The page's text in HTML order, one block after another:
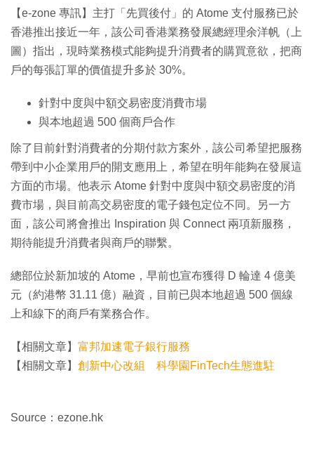
【e-zone 專訊】主打「先買後付」的 Atome 支付服務已於
香港推出接近一年，該公司香港業務發展總經理余洋帆（上
圖）指出，現時業務模式能夠提升消費者的購買意欲，把商
戶的每張訂單的價值提升多於 30%。
針對中度與中額交易密度消費市場
與本地超過 500 個商戶合作
除了目前針對消費者的分期付款方案外，該公司希望把服務
帶到中小企業用戶的開支應用上，希望在明年能夠在發展這
方面的市場。他表示 Atome 針對中度與中額交易密度的消
費市場，與目前高交易密度的電子錢包定位不同。另一方
面，該公司將會推出 Inspiration 與 Connect 兩項新服務，
期待能提升消費者與商戶的聯繫。
總部位於新加坡的 Atome，早前也宣布獲得 D 輪達 4 億美
元（約港幣 31.11 億）融資，目前已與本地超過 500 個線
上和線下的商戶有業務合作。
【相關文章】 富邦加速電子銀行服務
【相關文章】 創新中心改組 科學園FinTech生態進駐
Source：ezone.hk